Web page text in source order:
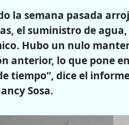
la semana pasada
el suministro de agua,
Hubo un nulo
anterior, lo que pone
tiempo”, dice el
Sosa.